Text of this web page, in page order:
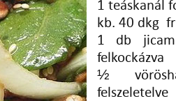
1 teáskanál
kb. 40 dkg
1 db
felkockázva
½
felszeletelve